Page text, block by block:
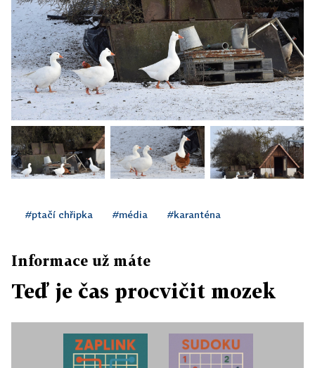
#ptačí chřipka #média #karanténa
Informace už máte
Teď je čas procvičit mozek